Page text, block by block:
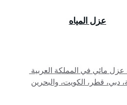
عزل المياه
مائي في المملكة العربية
دبي، قطر، الكويت، والبحرين